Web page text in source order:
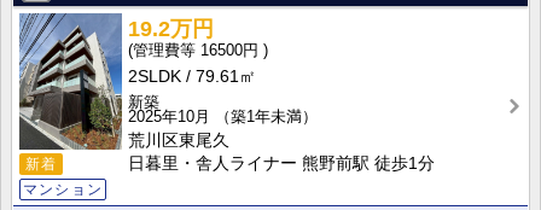
新着
マンション
19.2万円
16500円
2SLDK
79.61㎡
新築
2025年10月
（築1年未満）
荒川区東尾久
日暮里・舎人ライナー 熊野前駅 徒歩1分